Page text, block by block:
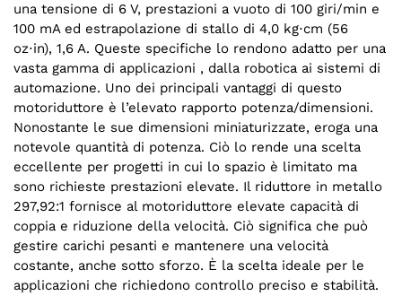
una tensione di 6 V, prestazioni a vuoto di 100 giri/min e
100 mA ed estrapolazione di stallo di 4,0 kg⋅cm (56
oz⋅in), 1,6 A. Queste specifiche lo rendono adatto per una
vasta gamma di applicazioni , dalla robotica ai sistemi di
automazione. Uno dei principali vantaggi di questo
motoriduttore è l’elevato rapporto potenza/dimensioni.
Nonostante le sue dimensioni miniaturizzate, eroga una
notevole quantità di potenza. Ciò lo rende una scelta
eccellente per progetti in cui lo spazio è limitato ma
sono richieste prestazioni elevate. Il riduttore in metallo
297,92:1 fornisce al motoriduttore elevate capacità di
coppia e riduzione della velocità. Ciò significa che può
gestire carichi pesanti e mantenere una velocità
costante, anche sotto sforzo. È la scelta ideale per le
applicazioni che richiedono controllo preciso e stabilità.